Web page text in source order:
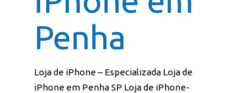
Penha
Loja de iPhone – Especializada Loja de
iPhone em Penha SP Loja de iPhone-